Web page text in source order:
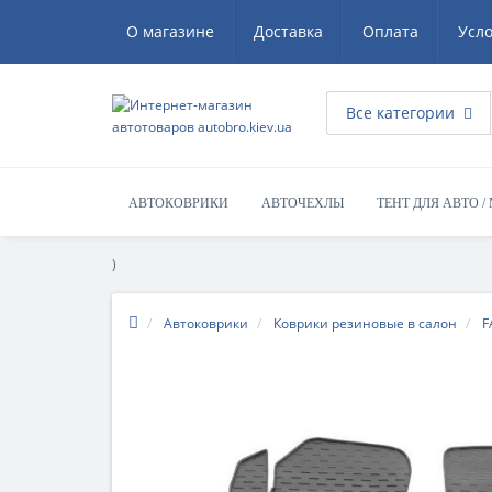
О магазине Доставка Оплата
Все категории
АВТОКОВРИКИ АВТОЧЕХЛЫ ТЕНТ ДЛЯ АВТО
)
Автоковрики Коврики резиновые в салон